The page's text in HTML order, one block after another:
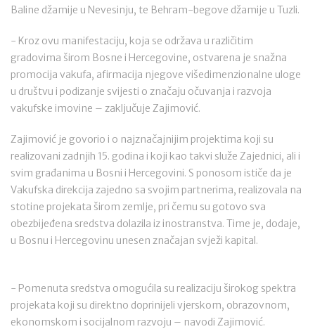
Baline džamije u Nevesinju, te Behram-begove džamije u Tuzli.
- Kroz ovu manifestaciju, koja se održava u različitim
gradovima širom Bosne i Hercegovine, ostvarena je snažna
promocija vakufa, afirmacija njegove višedimenzionalne uloge
u društvu i podizanje svijesti o značaju očuvanja i razvoja
vakufske imovine – zaključuje Zajimović.
Zajimović je govorio i o najznačajnijim projektima koji su
realizovani zadnjih 15. godina i koji kao takvi služe Zajednici, ali i
svim građanima u Bosni i Hercegovini. S ponosom ističe da je
Vakufska direkcija zajedno sa svojim partnerima, realizovala na
stotine projekata širom zemlje, pri čemu su gotovo sva
obezbijeđena sredstva dolazila iz inostranstva. Time je, dodaje,
u Bosnu i Hercegovinu unesen značajan svježi kapital.
- Pomenuta sredstva omogućila su realizaciju širokog spektra
projekata koji su direktno doprinijeli vjerskom, obrazovnom,
ekonomskom i socijalnom razvoju – navodi Zajimović.